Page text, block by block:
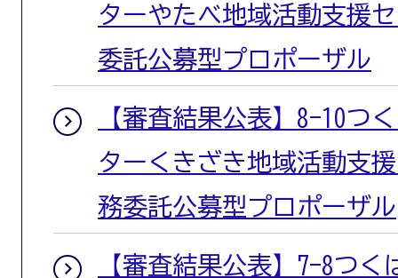
ターやたべ地域活動支援
委託公募型プロポーザル
【審査結果公表】8-10つ
ターくきざき地域活動支
務委託公募型プロポーザル
【審査結果公表】7-8つ